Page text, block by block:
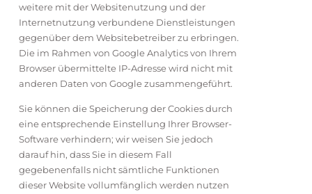
weitere mit der Websitenutzung und der
Internetnutzung verbundene Dienstleistungen
gegenüber dem Websitebetreiber zu erbringen.
Die im Rahmen von Google Analytics von Ihrem
Browser übermittelte IP-Adresse wird nicht mit
anderen Daten von Google zusammengeführt.
Sie können die Speicherung der Cookies durch
eine entsprechende Einstellung Ihrer Browser-
Software verhindern; wir weisen Sie jedoch
darauf hin, dass Sie in diesem Fall
gegebenenfalls nicht sämtliche Funktionen
dieser Website vollumfänglich werden nutzen